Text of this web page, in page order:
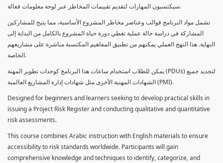
سيكتسبون المهارات لتقديم تقييمات المخاطر عبر لوحة معلومات فعالة.
تشمل مواد البرنامج قوالب وعناصر مخاطر المشروع الأساسية، مما يتيح للمشاركين
المشاركة في دراسة حالة عملية تغطي دورة حياة المشروع بالكامل من البداية إلى
النهاية. هذا النهج العملي يمكنهم من تطبيق المفاهيم المكتسبة مباشرة على مشاريعهم
الخاصة.
يمكن للطلاب استخدام ساعات هذا البرنامج كوحدات تطوير المهنة (PDUs) لتجديد جميع
الشهادات المهنية الأخرى مثل شهادات إدارة المشاريع العالمية (PMI).
Designed for beginners and learners seeking to develop practical skills in
issuing a Project Risk Register and conducting qualitative and quantitative
risk assessments.
This course combines Arabic instruction with English materials to ensure
accessibility to risk standards worldwide. Participants will gain
comprehensive knowledge and techniques to identify, categorize, and